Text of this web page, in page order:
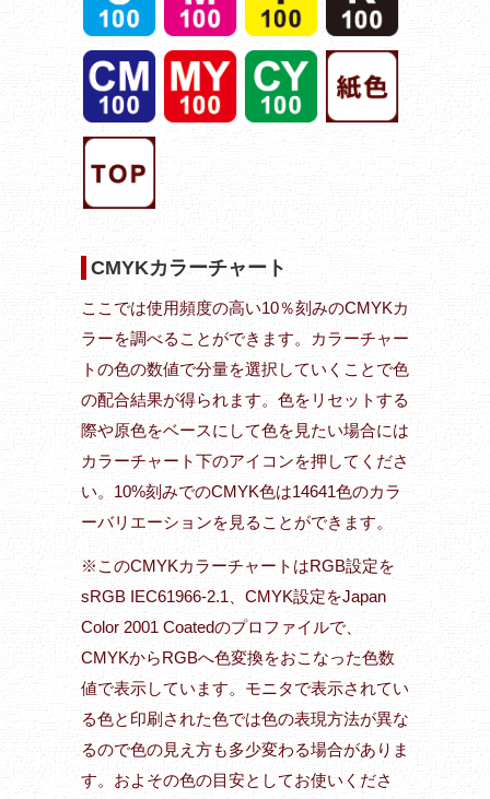
CMYKカラーチャート
ここでは使用頻度の高い10％刻みのCMYKカ
ラーを調べることができます。カラーチャー
トの色の数値で分量を選択していくことで色
の配合結果が得られます。色をリセットする
際や原色をベースにして色を見たい場合には
カラーチャート下のアイコンを押してくださ
い。10%刻みでのCMYK色は14641色のカラ
ーバリエーションを見ることができます。
※このCMYKカラーチャートはRGB設定を
sRGB IEC61966-2.1、CMYK設定をJapan
Color 2001 Coatedのプロファイルで、
CMYKからRGBへ色変換をおこなった色数
値で表示しています。モニタで表示されてい
る色と印刷された色では色の表現方法が異な
るので色の見え方も多少変わる場合がありま
す。およその色の目安としてお使いくださ